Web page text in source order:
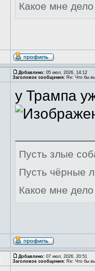
Какое мне
Добавлено: 05 июл, 2026, 14:12
Заголовок сообщения: Re: Что бы
у Трампа
Пусть злые
Пусть чёрные
Какое мне
Добавлено: 07 июл, 2026, 20:51
Заголовок сообщения: Re: Что бы